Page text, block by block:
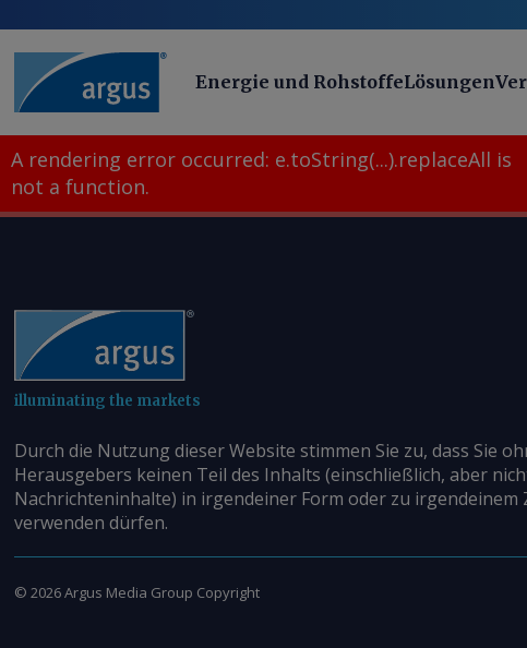
Energie und RohstoffeLösungen
A rendering error occurred: e.toString(...).replaceAll is
not a function.
illuminating the markets
Durch die Nutzung dieser Website stimmen Sie zu, dass Sie
Herausgebers keinen Teil des Inhalts (einschließlich, aber
Nachrichteninhalte) in irgendeiner Form oder zu
verwenden dürfen.
© 2026Argus Media Group Copyright